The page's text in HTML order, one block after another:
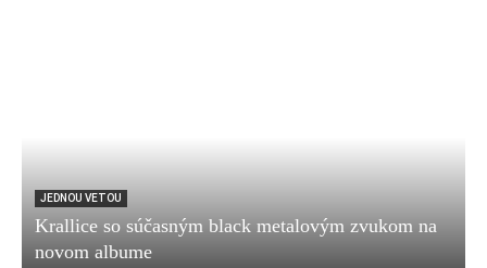
JEDNOU VETOU
Krallice so súčasným black metalovým zvukom na
novom albume